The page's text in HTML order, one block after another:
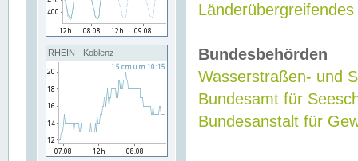
RHEIN - Koblenz
Bundesbehörden
Wasserstraßen- und
Bundesamt für
Bundesanstalt für